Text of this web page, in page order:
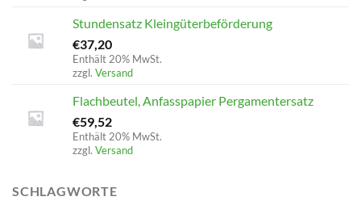
Stundensatz Kleingüterbeförderung
€37,20
Enthält 20% MwSt.
zzgl. Versand
Flachbeutel, Anfasspapier Pergamentersatz
€59,52
Enthält 20% MwSt.
zzgl. Versand
SCHLAGWORTE